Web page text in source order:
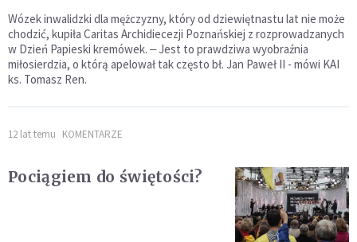
Wózek inwalidzki dla mężczyzny, który od dziewiętnastu lat nie może
chodzić, kupiła Caritas Archidiecezji Poznańskiej z rozprowadzanych
w Dzień Papieski kremówek. ‒ Jest to prawdziwa wyobraźnia
miłosierdzia, o którą apelował tak często bł. Jan Paweł II - mówi KAI
ks. Tomasz Ren.
12 lat temu KOMENTARZE
Pociągiem do świętości?